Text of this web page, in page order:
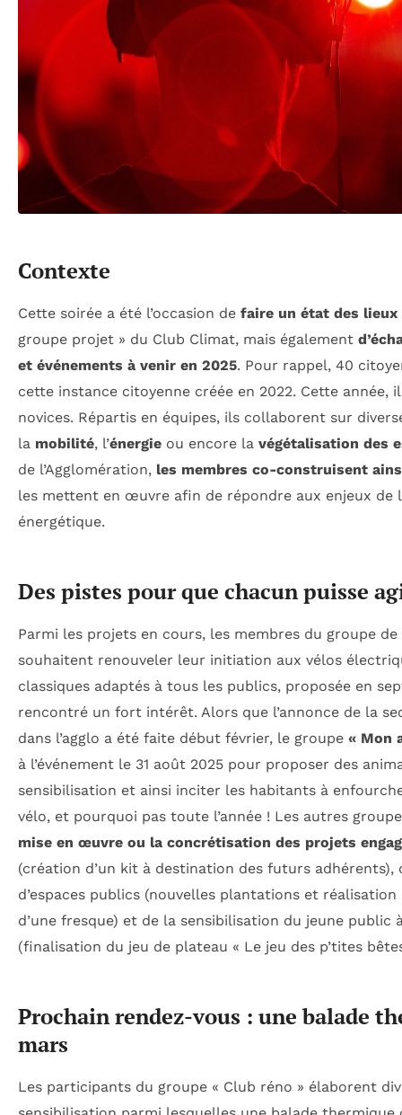
Contexte
Cette soirée a été l’occasion de faire un état des lieux
groupe projet » du Club Climat, mais également
et événements à venir en 2025. Pour rappel, 40
cette instance citoyenne créée en 2022. Cette année,
novices. Répartis en équipes, ils collaborent sur
la mobilité, l’énergie ou encore la végétalisation des
de l’Agglomération, les membres co-construisent
les mettent en œuvre afin de répondre aux enjeux de
énergétique.
Des pistes pour que chacun puisse
Parmi les projets en cours, les membres du groupe
souhaitent renouveler leur initiation aux vélos
classiques adaptés à tous les publics, proposée en
rencontré un fort intérêt. Alors que l’annonce de la
dans l’agglo a été faite début février, le groupe « Mon
à l’événement le 31 août 2025 pour proposer des
sensibilisation et ainsi inciter les habitants à
vélo, et pourquoi pas toute l’année ! Les autres
mise en œuvre ou la concrétisation des projets
(création d’un kit à destination des futurs adhérents),
d’espaces publics (nouvelles plantations et réalisation
d’une fresque) et de la sensibilisation du jeune public
(finalisation du jeu de plateau « Le jeu des p’tites
Prochain rendez-vous : une balade
mars
Les participants du groupe « Club réno » élaborent